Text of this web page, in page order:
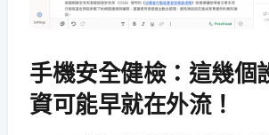
手機安全健檢：這幾個
資可能早就在外流！